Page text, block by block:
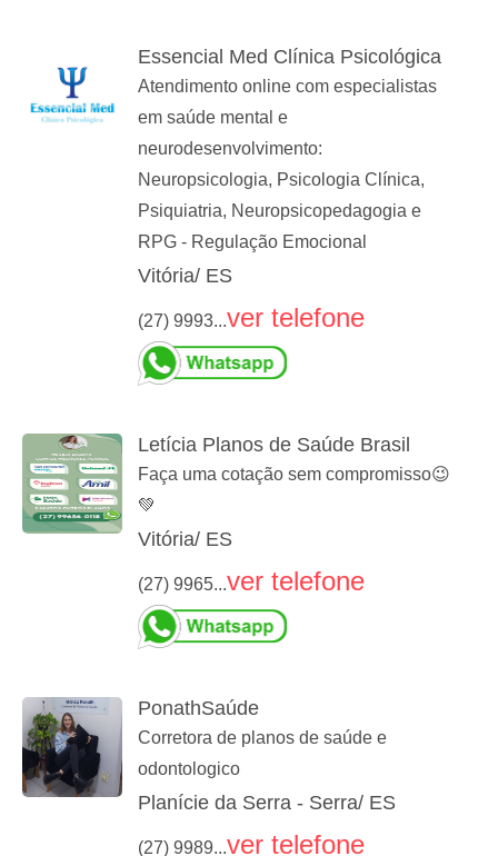
Essencial Med Clínica Psicológica
Atendimento online com especialistas
em saúde mental e
neurodesenvolvimento:
Neuropsicologia, Psicologia Clínica,
Psiquiatria, Neuropsicopedagogia e
RPG - Regulação Emocional
Vitória/ ES
(27) 9993...ver telefone
Letícia Planos de Saúde Brasil
Faça uma cotação sem compromisso😉
💚
Vitória/ ES
(27) 9965...ver telefone
PonathSaúde
Corretora de planos de saúde e
odontologico
Planície da Serra - Serra/ ES
(27) 9989...ver telefone